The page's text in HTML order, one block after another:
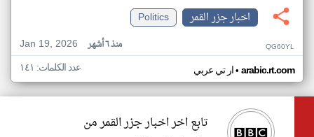
اخبار جزر القمر
Politics
Jan 19, 2026
منذ ٦ أشهر QG60YL
ار تي عربي• arabic.rt.com عدد الكلمات: ١٤١
تابع اخر اخبار جزر القمر من